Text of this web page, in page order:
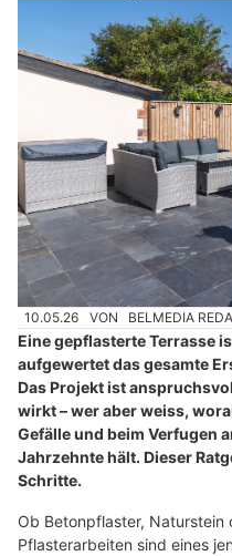
10.05.26 VON BELMEDIA
Eine gepflasterte Terrasse
aufgewertet das gesamte
Das Projekt ist
wirkt – wer aber weiss,
Gefälle und beim Verfugen
Jahrzehnte hält. Dieser
Schritte.
Ob Betonpflaster,
Pflasterarbeiten sind eines